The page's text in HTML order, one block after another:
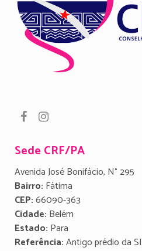
Sede CRF/PA
Avenida José Bonifácio, N° 295
Bairro: Fátima
CEP:66090-363
Cidade: Belém
Estado: Para
Referência:Antigo prédio da